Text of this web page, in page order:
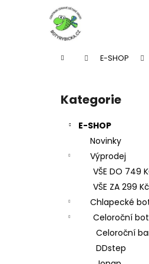
Domů E-SHOP
Přeskočit
kategorie
Kategorie
E-SHOP
Novinky
Výprodej
VŠE DO 749
VŠE ZA 299 Kč
Chlapecké
Celoroční
Celoroční
DDstep
Zpět
Zpět